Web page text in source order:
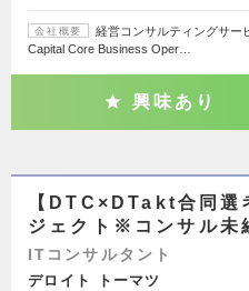
会社概要
経営コンサルティングサー
Capital Core Business Oper…
興味あり
【DTC×DTakt合同
ジェクト※コンサル未
ITコンサルタント
デロイト トーマツ